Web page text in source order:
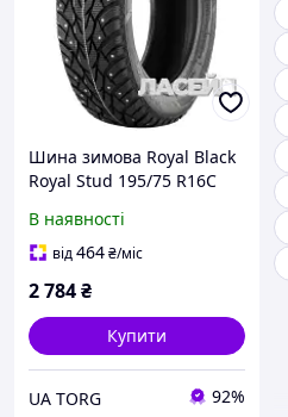
Шина зимова Royal Black
Royal Stud 195/75 R16C
В наявності
від464₴/міс
2 784₴
Купити
UA TORG 92%